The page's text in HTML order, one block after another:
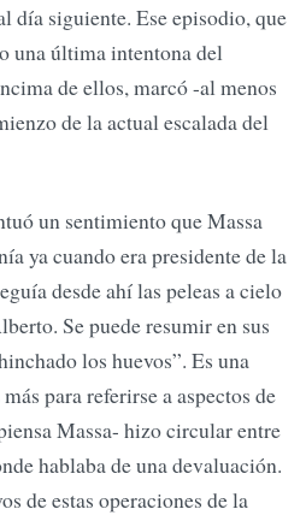
día siguiente. Ese episodio, que
una última intentona del
de ellos, marcó -al menos
de la actual escalada del
un sentimiento que Massa
ya cuando era presidente de la
desde ahí las peleas a cielo
Se puede resumir en sus
los huevos”. Es una
para referirse a aspectos de
Massa- hizo circular entre
hablaba de una devaluación.
de estas operaciones de la